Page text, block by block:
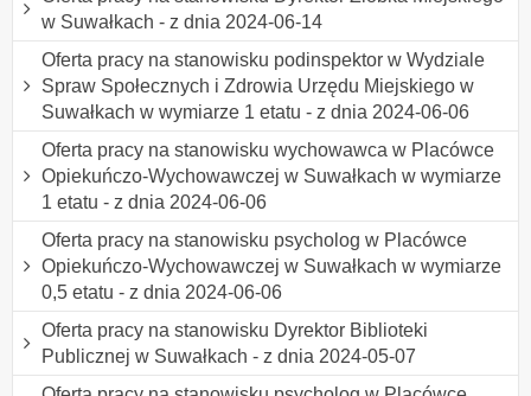
w Suwałkach - z dnia 2024-06-14
Oferta pracy na stanowisku podinspektor w Wydziale
Spraw Społecznych i Zdrowia Urzędu Miejskiego w
Suwałkach w wymiarze 1 etatu - z dnia 2024-06-06
Oferta pracy na stanowisku wychowawca w Placówce
Opiekuńczo-Wychowawczej w Suwałkach w wymiarze
1 etatu - z dnia 2024-06-06
Oferta pracy na stanowisku psycholog w Placówce
Opiekuńczo-Wychowawczej w Suwałkach w wymiarze
0,5 etatu - z dnia 2024-06-06
Oferta pracy na stanowisku Dyrektor Biblioteki
Publicznej w Suwałkach - z dnia 2024-05-07